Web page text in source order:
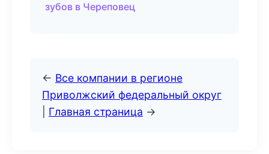
зубов в Череповец
← Все компании в регионе
Приволжский федеральный округ
Главная страница →